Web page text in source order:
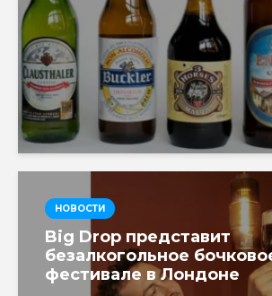
НОВОСТИ
Big Drop представит
безалкогольное
фестивале в Лондоне